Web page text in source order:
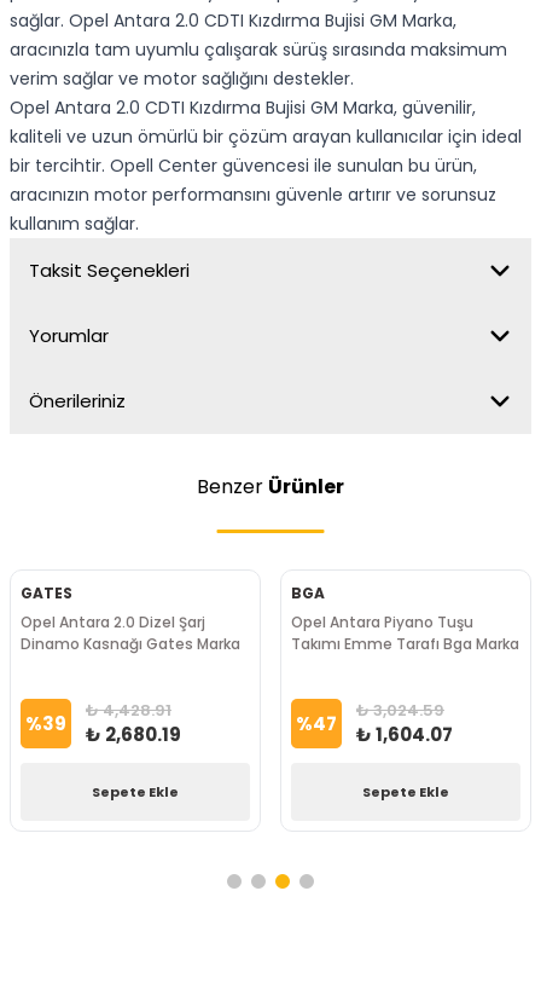
sağlar. Opel Antara 2.0 CDTI Kızdırma Bujisi GM Marka,
aracınızla tam uyumlu çalışarak sürüş sırasında maksimum
verim sağlar ve motor sağlığını destekler.
Opel Antara 2.0 CDTI Kızdırma Bujisi GM Marka, güvenilir,
kaliteli ve uzun ömürlü bir çözüm arayan kullanıcılar için ideal
bir tercihtir. Opell Center güvencesi ile sunulan bu ürün,
aracınızın motor performansını güvenle artırır ve sorunsuz
kullanım sağlar.
Taksit Seçenekleri
Yorumlar
Önerileriniz
Benzer Ürünler
GATES
Opel Antara 2.0 Dizel Şarj
Dinamo Kasnağı Gates Marka
%39 ₺ 4,428.91
₺ 2,680.19
Sepete Ekle
BGA
Opel Antara Piyano Tuşu
Takımı Emme Tarafı Bga Marka
%47 ₺ 3,024.59
₺ 1,604.07
Sepete Ekle